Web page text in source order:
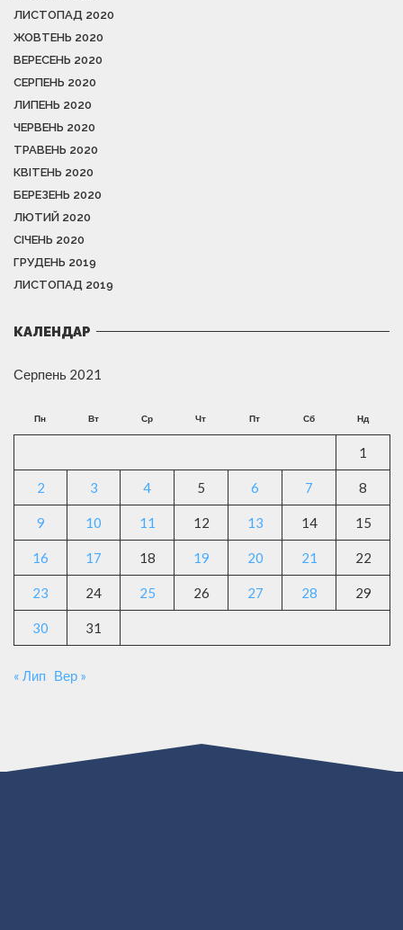
ЛИСТОПАД 2020
ЖОВТЕНЬ 2020
ВЕРЕСЕНЬ 2020
СЕРПЕНЬ 2020
ЛИПЕНЬ 2020
ЧЕРВЕНЬ 2020
ТРАВЕНЬ 2020
КВІТЕНЬ 2020
БЕРЕЗЕНЬ 2020
ЛЮТИЙ 2020
СІЧЕНЬ 2020
ГРУДЕНЬ 2019
ЛИСТОПАД 2019
КАЛЕНДАР
Серпень 2021
Пн Вт Ср Чт Пт Сб Нд
1
2 3 4 5 6 7 8
9 10 11 12 13 14 15
16 17 18 19 20 21 22
23 24 25 26 27 28 29
30 31
« Лип Вер »